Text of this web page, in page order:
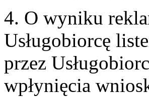
4. O wyniku
Usługobiorcę
przez
wpłynięcia